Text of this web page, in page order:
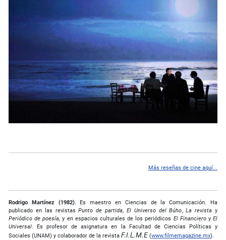
Más reseñas de cine aquí...
Rodrigo Martínez (1982). Es maestro en Ciencias de la Comunicación. Ha
publicado en las revistasPunto de partida, El Universo del Búho,La revista y
Periódico de poesía, y en espacios culturales de los periódicos El Financiero yEl
Universal. Es profesor de asignatura en la Facultad de Ciencias Políticas y
Sociales (UNAM) y colaborador de la revista F.I.L.M.E(www.filmemagazine.mx).